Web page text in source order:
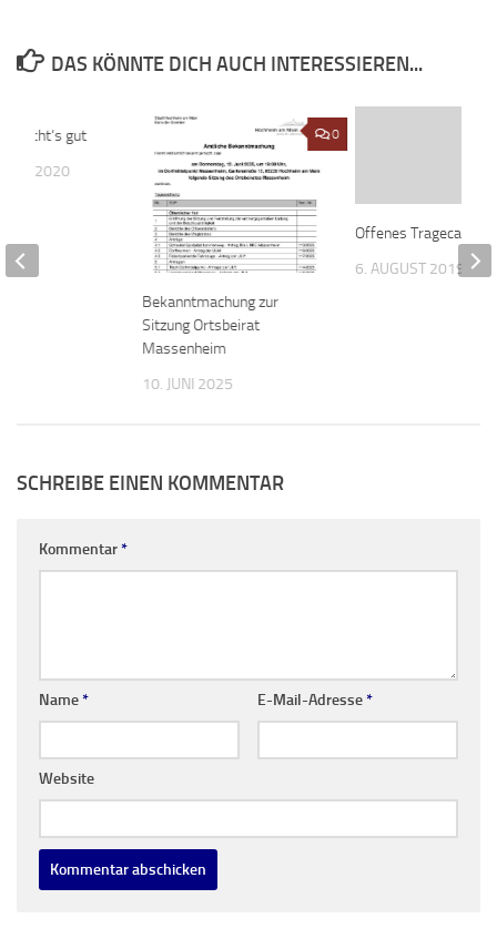
DAS KÖNNTE DICH AUCH INTERESSIEREN...
0
Bekanntmachung zur
Sitzung Ortsbeirat
Massenheim
10. JUNI 2025
Offenes Tragecafé
6. AUGUST 2019
macht‘s gut
2020
SCHREIBE EINEN KOMMENTAR
Kommentar*
Name* E-Mail-Adresse*
Website